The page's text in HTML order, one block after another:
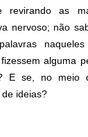
revirando as
nervoso; não
alguma
E se, no meio
ideias?